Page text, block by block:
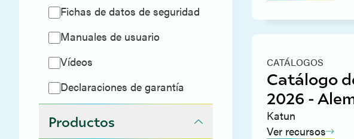
Fichas de datos de seguridad
Manuales de usuario
Vídeos
Declaraciones de garantía
Productos
CATÁLOGOS
Catálogo
2026 -
Katun
Ver recursos